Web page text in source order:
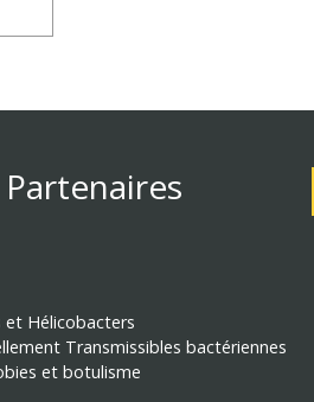
et Hélicobacters
Transmissibles bactériennes
et botulisme